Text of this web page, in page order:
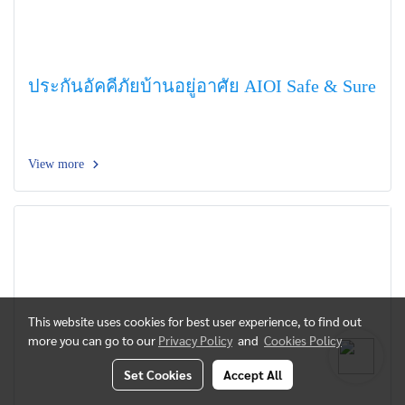
ประกันอัคคีภัยบ้านอยู่อาศัย AIOI Safe & Sure
View more
This website uses cookies for best user experience, to find out
more you can go to our Privacy Policy and Cookies Policy
Set Cookies Accept All